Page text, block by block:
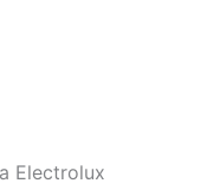
Electrolux